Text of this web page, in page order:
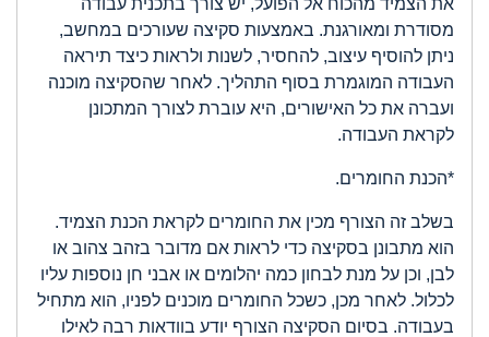
מסודרת ומאורגנת. באמצעות סקיצה שעורכים במחשב,
ניתן להוסיף עיצוב, להחסיר, לשנות ולראות כיצד תיראה
העבודה המוגמרת בסוף התהליך. לאחר שהסקיצה מוכנה
ועברה את כל האישורים, היא עוברת לצורך המתכונן
לקראת העבודה.
*הכנת החומרים.
בשלב זה הצורף מכין את החומרים לקראת הכנת הצמיד.
הוא מתבונן בסקיצה כדי לראות אם מדובר בזהב צהוב או
לבן, וכן על מנת לבחון כמה יהלומים או אבני חן נוספות עליו
לכלול. לאחר מכן, כשכל החומרים מוכנים לפניו, הוא מתחיל
בעבודה. בסיום הסקיצה הצורף יודע בוודאות רבה לאילו